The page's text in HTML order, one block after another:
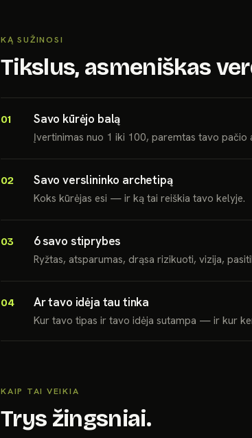
KĄ SUŽINOSI
Tikslus, asmeniškas
01 Savo kūrėjo balą
Įvertinimas nuo 1 iki 100, paremtas tavo pačio
02 Savo verslininko archetipą
Koks kūrėjas esi — ir ką tai reiškia tavo kelyje.
03 6 savo stiprybes
Ryžtas, atsparumas, drąsa rizikuoti, vizija,
04 Ar tavo idėja tau tinka
Kur tavo tipas ir tavo idėja sutampa — ir kur
KAIP TAI VEIKIA
Trys žingsniai.